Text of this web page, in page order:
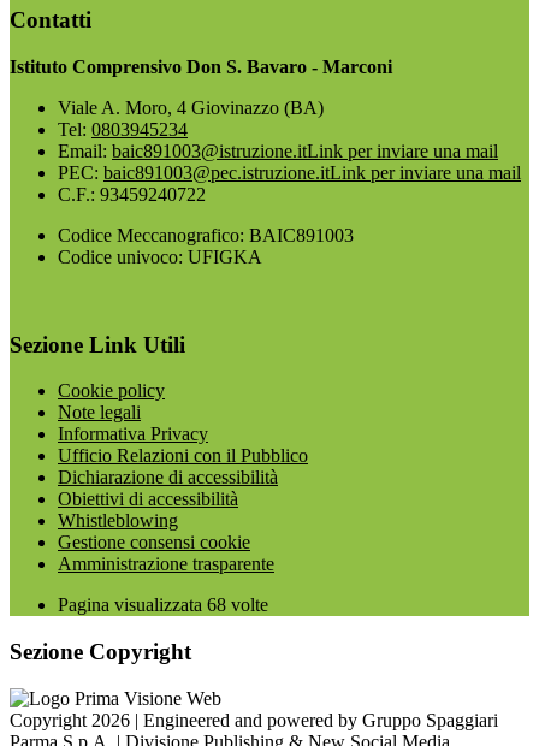
Contatti
Istituto Comprensivo Don S. Bavaro - Marconi
Viale A. Moro, 4 Giovinazzo (BA)
Tel: 0803945234
Email: baic891003@istruzione.itLink per inviare una mail
PEC: baic891003@pec.istruzione.itLink per inviare una mail
C.F.: 93459240722
Codice Meccanografico: BAIC891003
Codice univoco: UFIGKA
Sezione Link Utili
Cookie policy
Note legali
Informativa Privacy
Ufficio Relazioni con il Pubblico
Dichiarazione di accessibilità
Obiettivi di accessibilità
Whistleblowing
Gestione consensi cookie
Amministrazione trasparente
Pagina visualizzata 68 volte
Sezione Copyright
Copyright 2026 | Engineered and powered by Gruppo Spaggiari
Parma S.p.A. | Divisione Publishing & New Social Media